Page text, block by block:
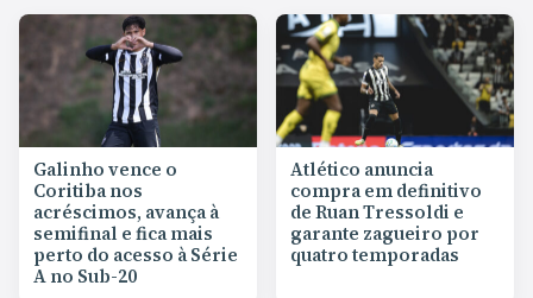
Galinho vence o
Coritiba nos
acréscimos, avança à
semifinal e fica mais
perto do acesso à Série
A no Sub-20
Atlético anuncia
compra em definitivo
de Ruan Tressoldi e
garante zagueiro por
quatro temporadas